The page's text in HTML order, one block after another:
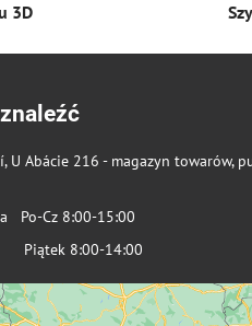
3D
U Abácie 216 - magazyn towarów,
Po-Cz 8:00-15:00
14:00